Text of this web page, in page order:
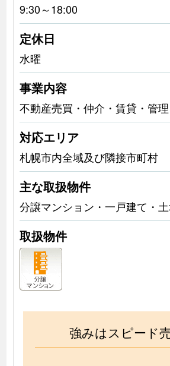
9:30～18:00
定休日
水曜
事業内容
不動産売買・仲介・賃貸・管理
対応エリア
札幌市内全域及び隣接市町村
主な取扱物件
分譲マンション・一戸建て・
取扱物件
強みはスピード